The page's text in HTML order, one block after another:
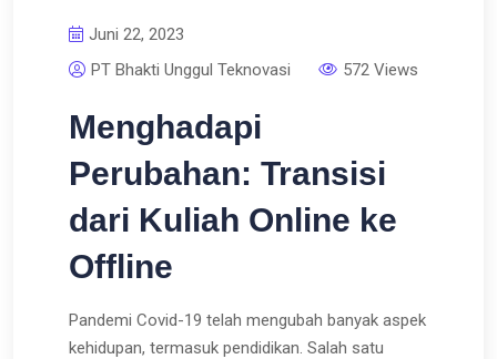
Juni 22, 2023
PT Bhakti Unggul Teknovasi
572 Views
Menghadapi
Perubahan: Transisi
dari Kuliah Online ke
Offline
Pandemi Covid-19 telah mengubah banyak aspek
kehidupan, termasuk pendidikan. Salah satu